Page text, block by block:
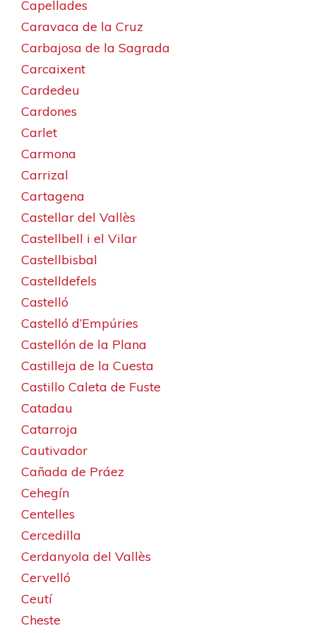
Capellades
Caravaca de la Cruz
Carbajosa de la Sagrada
Carcaixent
Cardedeu
Cardones
Carlet
Carmona
Carrizal
Cartagena
Castellar del Vallès
Castellbell i el Vilar
Castellbisbal
Castelldefels
Castelló
Castelló d’Empúries
Castellón de la Plana
Castilleja de la Cuesta
Castillo Caleta de Fuste
Catadau
Catarroja
Cautivador
Cañada de Práez
Cehegín
Centelles
Cercedilla
Cerdanyola del Vallès
Cervelló
Ceutí
Cheste